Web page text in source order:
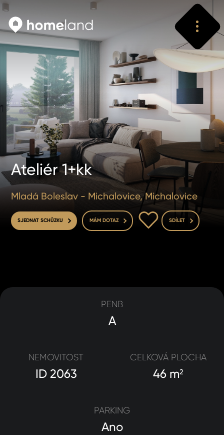
Ateliér 1+kk
Mladá Boleslav - Michalovice, Michalovice
SJEDNAT SCHŮZKU MÁM DOTAZ
DO OBLÍBENÝCH
SDÍLET
NEMOVITOST
ID 2063
CELKOVÁ PLOCHA
46 m2
PARKING
Ano
PENB
A
Vyhledat
Vyhledat